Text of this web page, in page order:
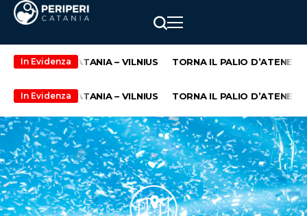
In Evidenza
CATANIA – VILNIUS TORNA IL PALIO D’ATENEO,
In Evidenza
CATANIA – VILNIUS TORNA IL PALIO D’ATENEO,